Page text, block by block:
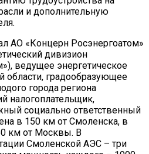
и дополнительную
АО «Концерн Росэнергоатом»
дивизион
ведущее энергетическое
области, градообразующее
города региона
налогоплательщик,
социально ответственный
в 150 км от Смоленска, в
км от Москвы. В
Смоленской АЭС – три